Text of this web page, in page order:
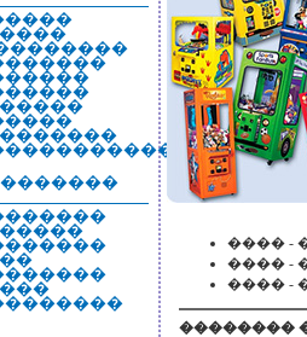
���� -
���� -
���� -
��������